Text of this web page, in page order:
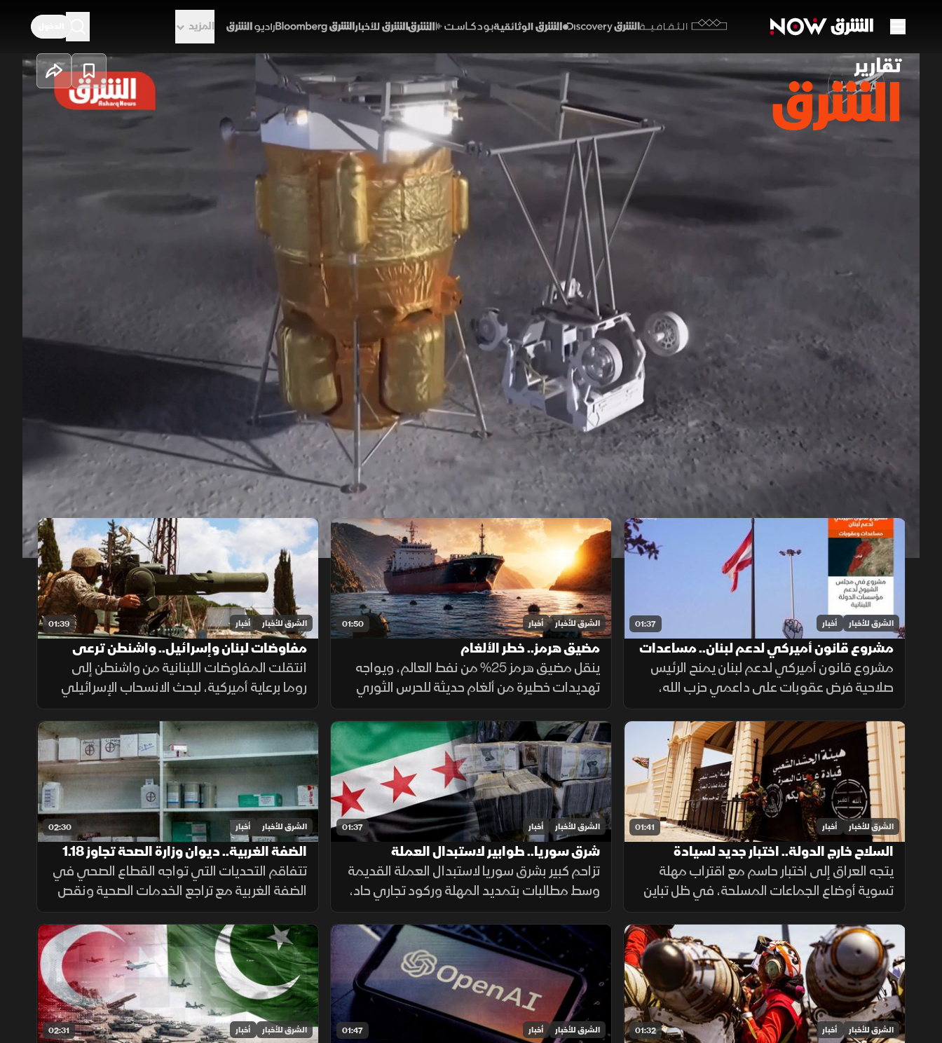
الثقافية
المزيد
00:12/02:37 auto
ناسا تكشف خطة بناء أول قاعدة بشرية دائمة على
القمر
02:37 أخبار
تقارير الشرق
كشفت وكالة ناسا خططا لبناء قاعدة قمرية دائمة تبدأ ببعثات روبوتية نحو القطب الجنوبي للقمر حيث الجليد المحتمل
والمواقع الاستراتيجية، مع نقل معدات علمية ومركبات جوالة لاختبار العمل فوق التضاريس القاسية، فيما تسعى بعثة
«لونار فيرتاكس» لدراسة الدوامات القمرية الغامضة، ضمن مشروع من ثلاث مراحل يهدف لتأسيس وجود بشري مستدام
على القمر تمهيدا للانتقال مستقبلا إلى المريخ
حلقات الموسم 2026
01:37 الشرق للأخبار أخبار
مشروع قانون أميركي لدعم لبنان.. مساعدات
وعقوبات
مشروع قانون أميركي لدعم لبنان يمنح الرئيس
صلاحية فرض عقوبات على داعمي حزب الله،
ويربط أكثر من نصف المساعدات بتقدم بيروت
في حصر السلاح بيد الدولة ونزع سلاح الحزب
وتنفيذ الإصلاحات.
01:50 الشرق للأخبار أخبار
مضيق هرمز.. خطر الألغام
ينقل مضيق هرمز 25% من نفط العالم، ويواجه
تهديدات خطيرة من ألغام حديثة للحرس الثوري
تعمل بالبصمات الصوتية والمغناطيسية.
ولصعوبة تطهير الأعماق، تعتمد البحريات
العالمية على مسيرات ذاتية لحماية طواقمها.
01:39 الشرق للأخبار أخبار
مفاوضات لبنان وإسرائيل.. واشنطن ترعى
المسار وروما تختبر الحل
انتقلت المفاوضات اللبنانية من واشنطن إلى
روما برعاية أميركية، لبحث الانسحاب الإسرائيلي
وانتشار الجيش والترتيبات الأمنية وسلاح حزب
الله. وانتهت الجولة السابعة دون اتفاق على
مناطق جديدة أو وقف العمليات.
01:41 الشرق للأخبار أخبار
السلاح خارج الدولة.. اختبار جديد لسيادة
العراق
يتجه العراق إلى اختبار حاسم مع اقتراب مهلة
تسوية أوضاع الجماعات المسلحة، في ظل تباين
مواقف الفصائل بين التمسك بالسلاح وإعلان
الاستعداد لتسليمه للدولة.
01:37 الشرق للأخبار أخبار
شرق سوريا.. طوابير لاستبدال العملة
القديمة وأزمة في الأسواق
تزاحم كبير بشرق سوريا لاستبدال العملة القديمة
وسط مطالبات بتمديد المهلة وركود تجاري حاد،
ومصرف سوريا المركزي يعلن تمديد مهلة
السحب في دير الزور والرقة والحسكة حتى 20
أغسطس الجاري.
02:30 الشرق للأخبار أخبار
الضفة الغربية.. ديوان وزارة الصحة تجاوز 1.18
مليار دولار
تتفاقم التحديات التي تواجه القطاع الصحي في
الضفة الغربية مع تراجع الخدمات الصحية ونقص
الأدوية، وسط صعوبات مالية أثرت على
المستشفيات والمراكز الطبية وقدرتها على تلبية
احتياجات المرضى.
01:32 الشرق للأخبار أخبار 01:47 الشرق للأخبار أخبار 02:31 الشرق للأخبار أخبار